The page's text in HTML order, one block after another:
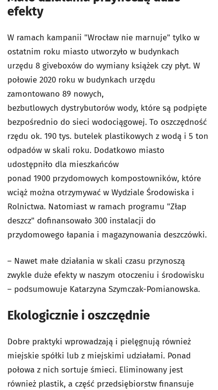
efekty
W ramach kampanii "Wrocław nie marnuje" tylko w
ostatnim roku miasto utworzyło w budynkach
urzędu 8 giveboxów do wymiany książek czy płyt. W
połowie 2020 roku w budynkach urzędu
zamontowano 89 nowych,
bezbutlowych dystrybutorów wody, które są podpięte
bezpośrednio do sieci wodociągowej. To oszczędność
rzędu ok. 190 tys. butelek plastikowych z wodą i 5 ton
odpadów w skali roku. Dodatkowo miasto
udostępniło dla mieszkańców
ponad 1900 przydomowych kompostowników, które
wciąż można otrzymywać w Wydziale Środowiska i
Rolnictwa. Natomiast w ramach programu "Złap
deszcz" dofinansowało 300 instalacji do
przydomowego łapania i magazynowania deszczówki.
– Nawet małe działania w skali czasu przynoszą
zwykle duże efekty w naszym otoczeniu i środowisku
– podsumowuje Katarzyna Szymczak-Pomianowska.
Ekologicznie i oszczędnie
Dobre praktyki wprowadzają i pielęgnują również
miejskie spółki lub z miejskimi udziałami. Ponad
połowa z nich sortuje śmieci. Eliminowany jest
również plastik, a część przedsiębiorstw finansuje